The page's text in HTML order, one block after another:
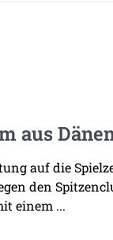
aus
auf die
den
einem ...